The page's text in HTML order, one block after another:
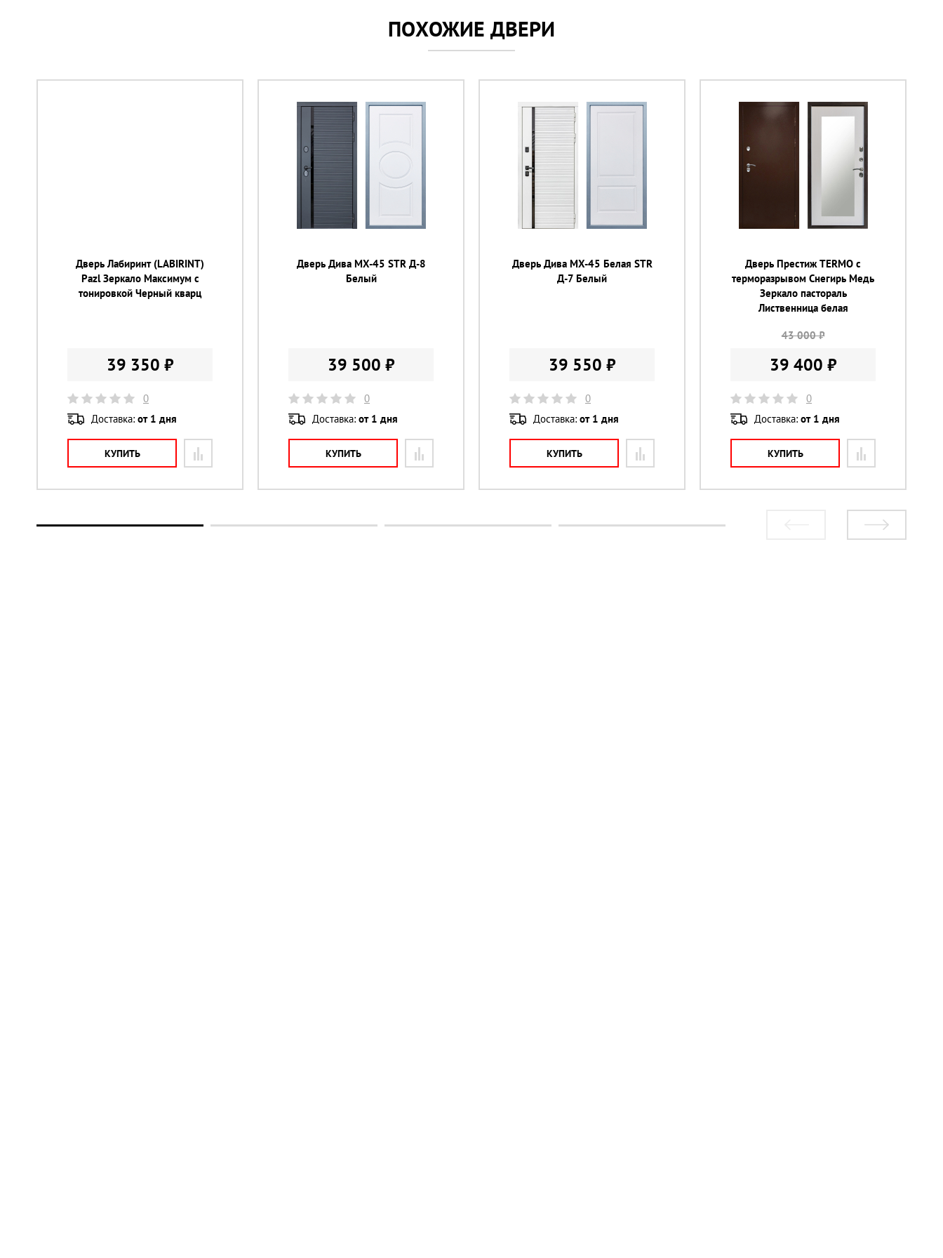
ПОХОЖИЕ ДВЕРИ
Дверь Лабиринт (LABIRINT)
Pazl Зеркало Максимум с
тонировкой Черный кварц
39 350 ₽
0
Доставка: от 1 дня
КУПИТЬ
Дверь Дива МХ-45 STR Д-8
Белый
39 500 ₽
0
Доставка: от 1 дня
КУПИТЬ
Дверь Дива МХ-45 Белая STR
Д-7 Белый
39 550 ₽
0
Доставка: от 1 дня
КУПИТЬ
Дверь Престиж TERMO с
терморазрывом Снегирь Медь
Зеркало пастораль
Лиственница белая
43 000 ₽
39 400 ₽
0
Доставка: от 1 дня
КУПИТЬ